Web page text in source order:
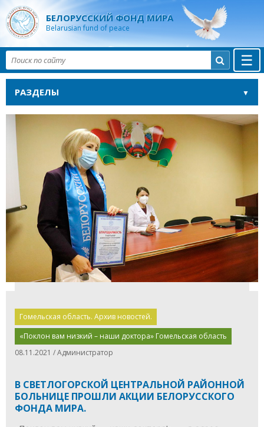
БЕЛОРУССКИЙ ФОНД МИРА
Belarusian fund of peace
☰

РАЗДЕЛЫ
Гомельская область. Архив новостей.
«Поклон вам низкий – наши доктора» Гомельская область
08.11.2021 / Администратор
В СВЕТЛОГОРСКОЙ ЦЕНТРАЛЬНОЙ РАЙОННОЙ
БОЛЬНИЦЕ ПРОШЛИ АКЦИИ БЕЛОРУССКОГО
ФОНДА МИРА.